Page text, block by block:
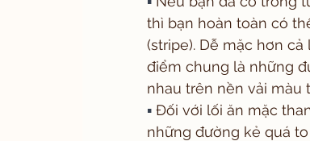
thì bạn hoàn toàn có
(stripe). Dễ mặc hơn
điểm chung là những
nhau trên nền vải màu
▪️ Đối với lối ăn mặc
những đường kẻ quá